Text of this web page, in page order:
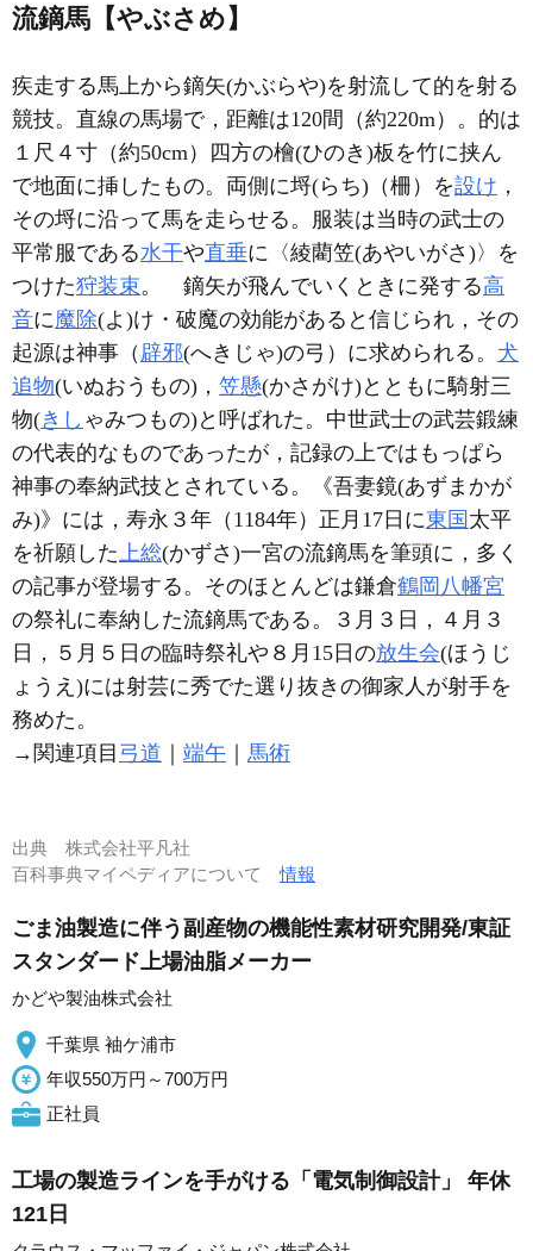
流鏑馬【やぶさめ】
疾走する馬上から鏑矢(かぶらや)を射流して的を射る
競技。直線の馬場で，距離は120間（約220m）。的は
１尺４寸（約50cm）四方の檜(ひのき)板を竹に挟ん
で地面に挿したもの。両側に埒(らち)（柵）を設け ，
その埒に沿って馬を走らせる。服装は当時の武士の
平常服である水干や直垂に〈綾藺笠(あやいがさ)〉を
つけた狩装束。 鏑矢が飛んでいくときに発する高
音に魔除(よ)け・破魔の効能があると信じられ，その
起源は神事（ 辟邪(へきじゃ)の弓）に求められる。 犬
追物(いぬおうもの)， 笠懸(かさがけ)とともに騎射三
物(きし ゃみつもの)と呼ばれた。中世武士の武芸鍛練
の代表的なものであったが，記録の上ではもっぱら
神事の奉納武技とされている。《吾妻鏡(あずまかが
み)》には，寿永３年（1184年）正月17日に東国 太平
を祈願した上総(かずさ)一宮の流鏑馬を筆頭に，多く
の記事が登場する。そのほとんどは鎌倉鶴岡八幡宮
の祭礼に奉納した流鏑馬である。３月３日，４月３
日，５月５日の臨時祭礼や８月15日の放生会(ほうじ
ょうえ)には射芸に秀でた選り抜きの御家人が射手を
務めた。
→関連項目 弓道 端午 馬術
出典 株式会社平凡社
百科事典マイペディアについて情報
ごま油製造に伴う副産物の機能性素材研究開発/東証
スタンダード上場油脂メーカー
かどや製油株式会社
千葉県 袖ケ浦市
年収550万円～700万円
正社員
工場の製造ラインを手がける「電気制御設計」 年休
121日